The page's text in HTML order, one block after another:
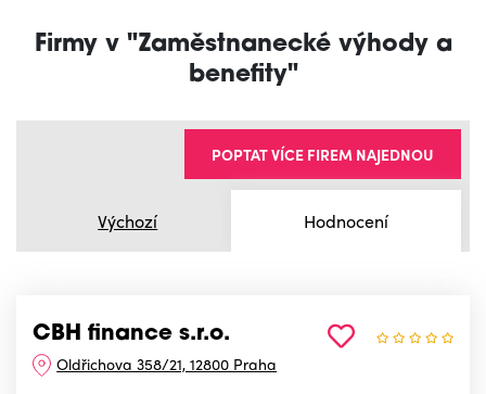
Firmy v "Zaměstnanecké výhody a
benefity"
Výchozí Hodnocení
POPTAT VÍCE FIREM NAJEDNOU
CBH finance s.r.o.
Oldřichova 358/21, 12800 Praha